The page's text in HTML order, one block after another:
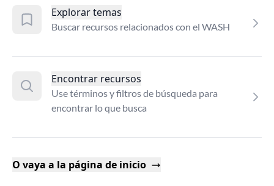
Explorar temas
Buscar recursos relacionados con el WASH
Encontrar recursos
Use términos y filtros de búsqueda para
encontrar lo que busca
O vaya a la página de inicio